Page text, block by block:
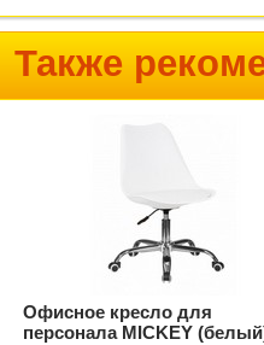
Также
Офисное кресло для
персонала MICKEY